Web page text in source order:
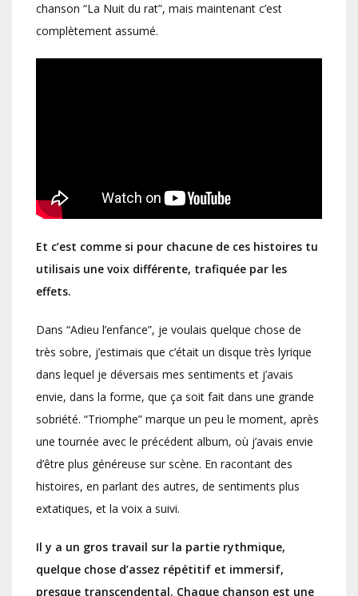
chanson “La Nuit du rat”, mais maintenant c’est
complètement assumé.
Et c’est comme si pour chacune de ces histoires tu
utilisais une voix différente, trafiquée par les
effets.
Dans “Adieu l’enfance”, je voulais quelque chose de
très sobre, j’estimais que c’était un disque très lyrique
dans lequel je déversais mes sentiments et j’avais
envie, dans la forme, que ça soit fait dans une grande
sobriété. “Triomphe” marque un peu le moment, après
une tournée avec le précédent album, où j’avais envie
d’être plus généreuse sur scène. En racontant des
histoires, en parlant des autres, de sentiments plus
extatiques, et la voix a suivi.
Il y a un gros travail sur la partie rythmique,
quelque chose d’assez répétitif et immersif,
presque transcendental. Chaque chanson est une